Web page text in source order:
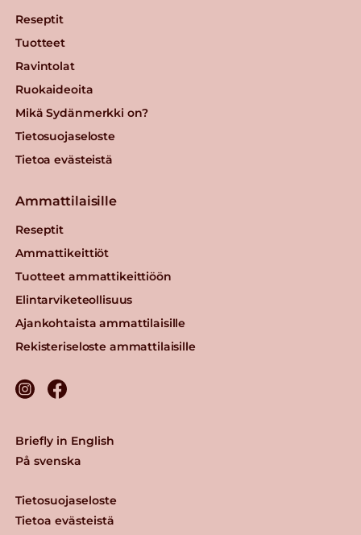
Reseptit
Tuotteet
Ravintolat
Ruokaideoita
Mikä Sydänmerkki on?
Tietosuojaseloste
Tietoa evästeistä
Ammattilaisille
Reseptit
Ammattikeittiöt
Tuotteet ammattikeittiöön
Elintarviketeollisuus
Ajankohtaista ammattilaisille
Rekisteriseloste ammattilaisille
Tietosuojaseloste
Tietoa evästeistä
Briefly in English
På svenska